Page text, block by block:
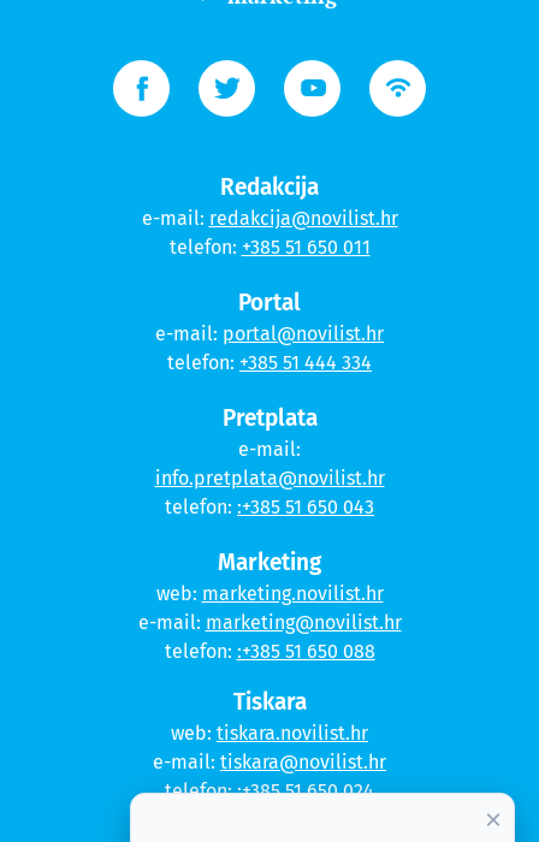
Redakcija
e-mail: redakcija@novilist.hr
telefon: +385 51 650 011
Portal
e-mail: portal@novilist.hr
telefon: +385 51 444 334
Pretplata
e-mail:
info.pretplata@novilist.hr
telefon: :+385 51 650 043
Marketing
web: marketing.novilist.hr
e-mail: marketing@novilist.hr
telefon: :+385 51 650 088
Tiskara
web: tiskara.novilist.hr
e-mail: tiskara@novilist.hr
telefon::+385 51 650 024
×